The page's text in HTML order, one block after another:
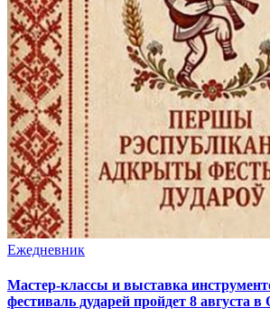
Ежедневник
Мастер-классы и выставка
фестиваль дударей пройдет 8 августа в